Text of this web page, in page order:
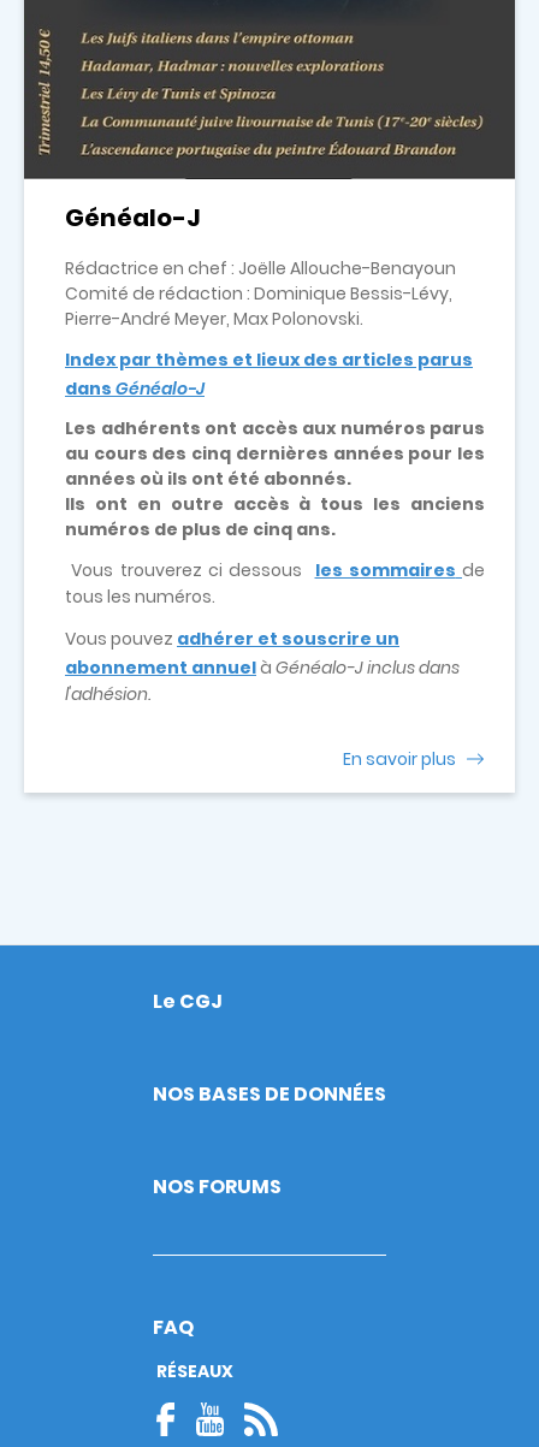
Généalo-J
Rédactrice en chef : Joëlle Allouche-Benayoun
Comité de rédaction : Dominique Bessis-Lévy,
Pierre-André Meyer, Max Polonovski.
Index par thèmes et lieux des articles parus
dans Généalo-J
Les adhérents ont accès aux numéros parus
au cours des cinq dernières années pour les
années où ils ont été abonnés.
Ils ont en outre accès à tous les anciens
numéros de plus de cinq ans.
Vous trouverez ci dessous les sommaires de
tous les numéros.
Vous pouvez adhérer et souscrire un
abonnement annuelà Généalo-J inclus dans
l'adhésion.
En savoir plus
Footer
Le CGJ
NOS BASES DE DONNÉES
NOS FORUMS
FAQ
RÉSEAUX